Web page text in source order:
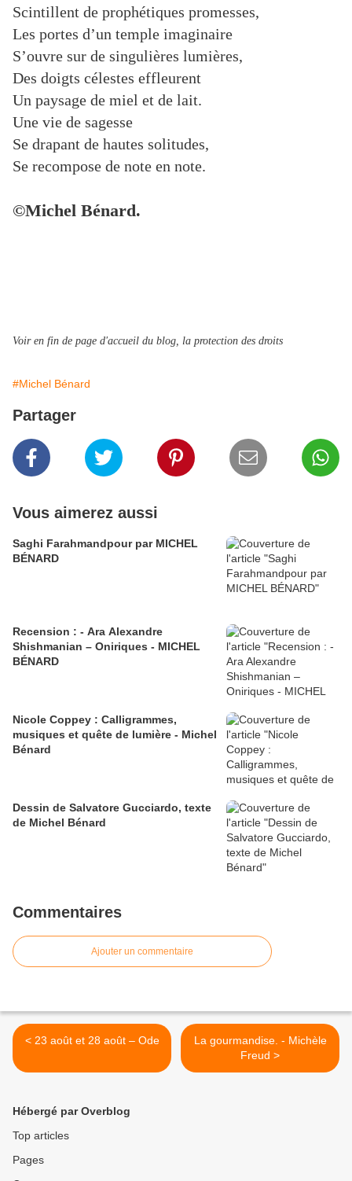
Scintillent de prophétiques promesses,
Les portes d’un temple imaginaire
S’ouvre sur de singulières lumières,
Des doigts célestes effleurent
Un paysage de miel et de lait.
Une vie de sagesse
Se drapant de hautes solitudes,
Se recompose de note en note.
©Michel Bénard.
Voir en fin de page d'accueil du blog, la protection des droits
#Michel Bénard
Partager
Vous aimerez aussi
Saghi Farahmandpour par MICHEL
BÉNARD
Recension : - Ara Alexandre
Shishmanian – Oniriques - MICHEL
BÉNARD
Nicole Coppey : Calligrammes,
musiques et quête de lumière - Michel
Bénard
Dessin de Salvatore Gucciardo, texte
de Michel Bénard
Commentaires
Ajouter un commentaire
< 23 août et 28 août – Ode
La gourmandise. - Michèle
Freud >
Hébergé par Overblog
Top articles
Pages